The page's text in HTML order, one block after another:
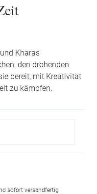
Kharas
den drohenden
bereit, mit Kreativität
zu kämpfen.
sofort versandfertig